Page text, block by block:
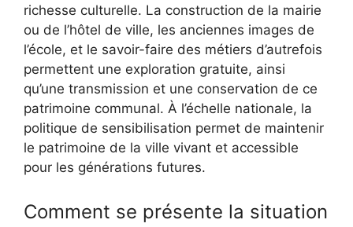
richesse culturelle. La construction de la mairie
ou de l’hôtel de ville, les anciennes images de
l’école, et le savoir-faire des métiers d’autrefois
permettent une exploration gratuite, ainsi
qu’une transmission et une conservation de ce
patrimoine communal. À l’échelle nationale, la
politique de sensibilisation permet de maintenir
le patrimoine de la ville vivant et accessible
pour les générations futures.
Comment se présente la situation